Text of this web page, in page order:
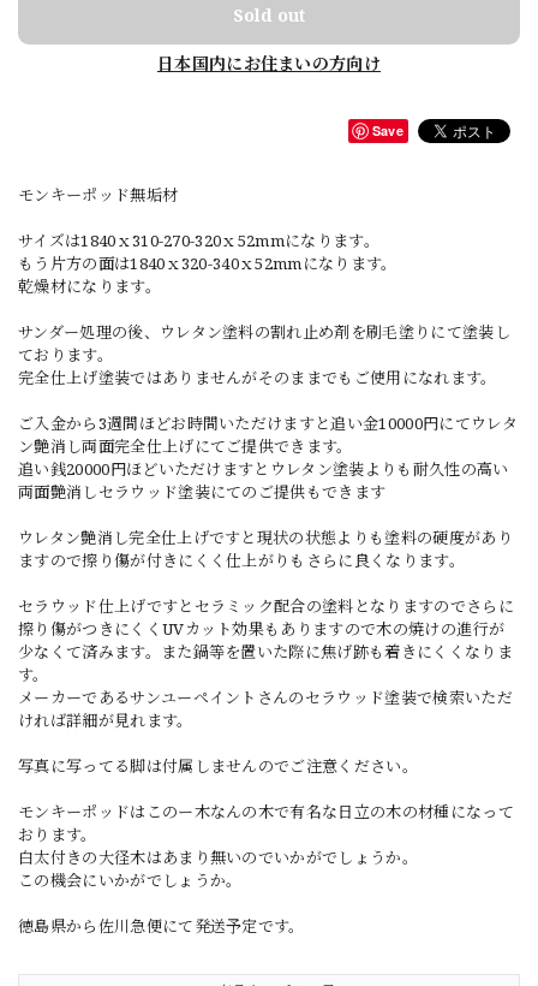
Sold out
日本国内にお住まいの方向け
Save
モンキーポッド無垢材
サイズは1840ｘ310-270-320ｘ52mmになります。
もう片方の面は1840ｘ320-340ｘ52mmになります。
乾燥材になります。
サンダー処理の後、ウレタン塗料の割れ止め剤を刷毛塗りにて塗装し
ております。
完全仕上げ塗装ではありませんがそのままでもご使用になれます。
ご入金から3週間ほどお時間いただけますと追い金10000円にてウレタ
ン艶消し両面完全仕上げにてご提供できます。
追い銭20000円ほどいただけますとウレタン塗装よりも耐久性の高い
両面艶消しセラウッド塗装にてのご提供もできます
ウレタン艶消し完全仕上げですと現状の状態よりも塗料の硬度があり
ますので擦り傷が付きにくく仕上がりもさらに良くなります。
セラウッド仕上げですとセラミック配合の塗料となりますのでさらに
擦り傷がつきにくくUVカット効果もありますので木の焼けの進行が
少なくて済みます。また鍋等を置いた際に焦げ跡も着きにくくなりま
す。
メーカーであるサンユーペイントさんのセラウッド塗装で検索いただ
ければ詳細が見れます。
写真に写ってる脚は付属しませんのでご注意ください。
モンキーポッドはこのー木なんの木で有名な日立の木の材種になって
おります。
白太付きの大径木はあまり無いのでいかがでしょうか。
この機会にいかがでしょうか。
徳島県から佐川急便にて発送予定です。